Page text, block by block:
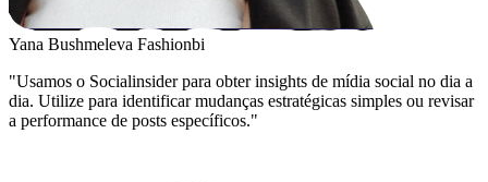
Yana Bushmeleva Fashionbi
"Usamos o Socialinsider para obter insights de mídia social no dia a
dia. Utilize para identificar mudanças estratégicas simples ou revisar
a performance de posts específicos."